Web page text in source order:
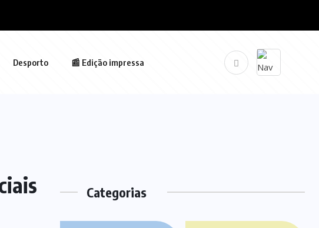
Desporto 📰 Edição impressa
Categorias